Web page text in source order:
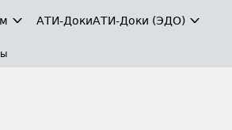
АТИ-ДокиАТИ-Доки (ЭДО)